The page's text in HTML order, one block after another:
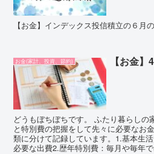
【お金】インデックス投信積立の６月
お金(家計、投資、節約) 【お金
どうもぼちぼちです。 ふたり暮らしの
と特別費の把握をして先々に必要なお
類に分けて記録しています。1.基本生
必要な出費2.歴年特別費：毎月や毎年